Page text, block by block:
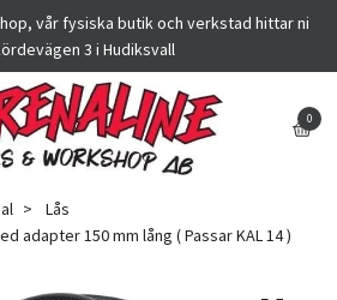
vår fysiska butik och verkstad hittar ni
3 i Hudiksvall
0
Lås
adapter 150 mm lång ( Passar KAL 14 )